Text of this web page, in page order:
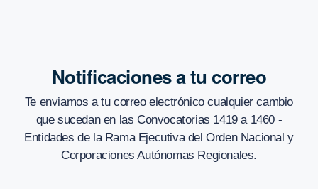
Notificaciones a tu correo
Te enviamos a tu correo electrónico cualquier cambio
que sucedan en las Convocatorias 1419 a 1460 -
Entidades de la Rama Ejecutiva del Orden Nacional y
Corporaciones Autónomas Regionales.